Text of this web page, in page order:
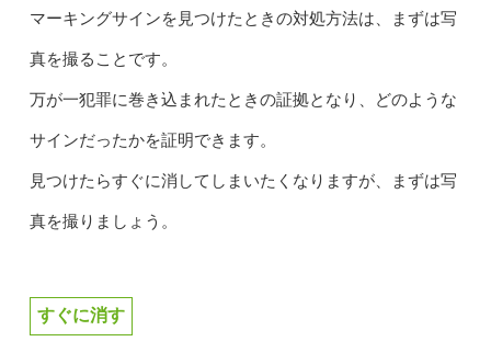
マーキングサインを見つけたときの対処方法は、まずは写
真を撮ることです。
万が一犯罪に巻き込まれたときの証拠となり、どのような
サインだったかを証明できます。
見つけたらすぐに消してしまいたくなりますが、まずは写
真を撮りましょう。
すぐに消す